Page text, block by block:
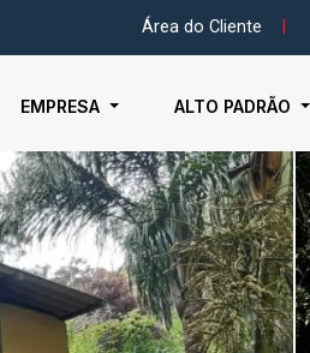
Área do Cliente
EMPRESA ALTO PADRÃO